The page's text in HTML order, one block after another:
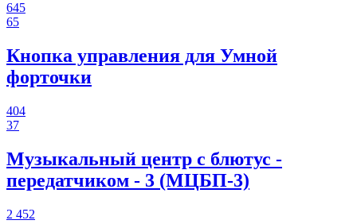
645
65
Кнопка управления для Умной
форточки
404
37
Музыкальный центр с блютус -
передатчиком - 3 (МЦБП-3)
2 452